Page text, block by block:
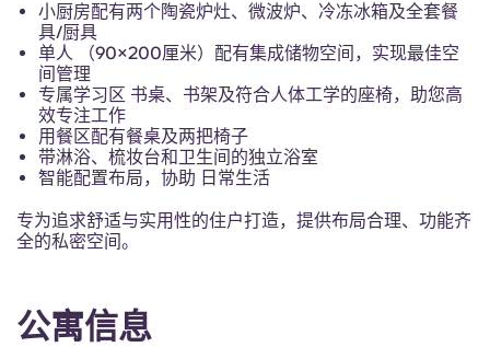
公寓信息
小厨房配有两个陶瓷炉灶、微波炉、冷冻冰箱及全套餐
具/厨具
单人 （90×200厘米）配有集成储物空间，实现最佳空
间管理
专属学习区 书桌、书架及符合人体工学的座椅，助您高
效专注工作
用餐区配有餐桌及两把椅子
带淋浴、梳妆台和卫生间的独立浴室
智能配置布局，协助 日常生活
专为追求舒适与实用性的住户打造，提供布局合理、功能齐
全的私密空间。